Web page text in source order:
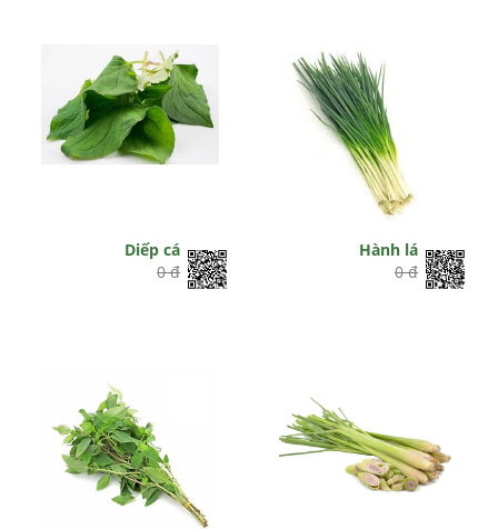
Diếp cá
0 đ
Hành lá
0 đ